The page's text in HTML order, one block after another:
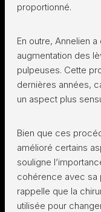
proportionné.
En outre, Annelien
augmentation des
pulpeuses. Cette
dernières années,
un aspect plus
Bien que ces
amélioré certains
souligne
cohérence avec sa
rappelle que la
utilisée pour